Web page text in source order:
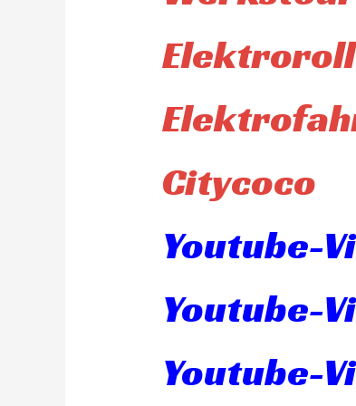
Citycoco
Youtube-
Youtube-
Youtube-